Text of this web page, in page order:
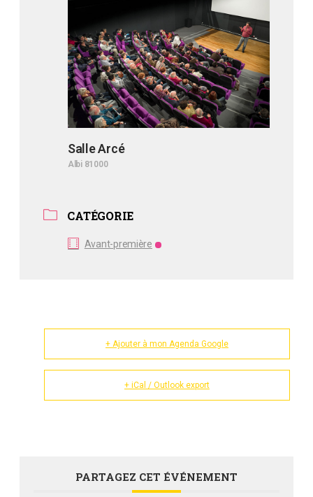
Salle Arcé
Albi 81000
CATÉGORIE
Avant-première
+ Ajouter à mon Agenda Google
+ iCal / Outlook export
PARTAGEZ CET ÉVÉNEMENT